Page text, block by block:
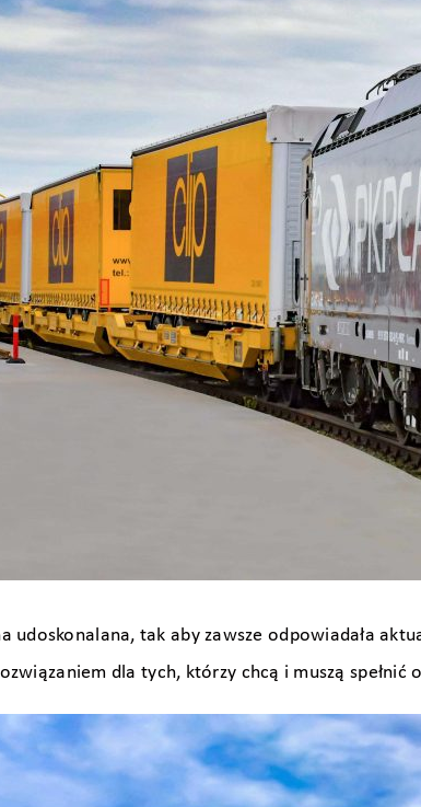
udoskonalana, tak aby zawsze odpowiadała
dla tych, którzy chcą i muszą spełnić